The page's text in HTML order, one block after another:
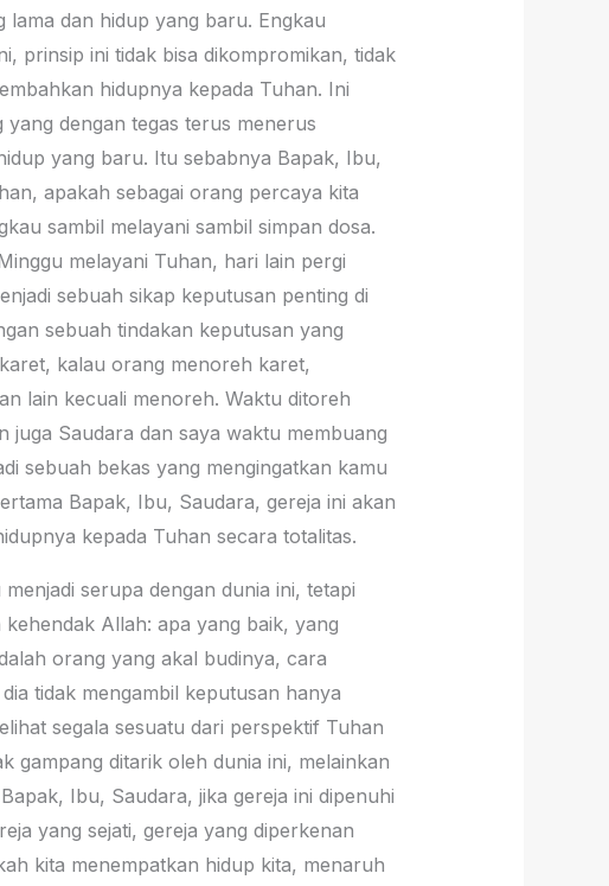
lama dan hidup yang baru. Engkau
prinsip ini tidak bisa dikompromikan, tidak
hidupnya kepada Tuhan. Ini
dengan tegas terus menerus
yang baru. Itu sebabnya Bapak, Ibu,
apakah sebagai orang percaya kita
sambil melayani sambil simpan dosa.
melayani Tuhan, hari lain pergi
sebuah sikap keputusan penting di
sebuah tindakan keputusan yang
kalau orang menoreh karet,
lain kecuali menoreh. Waktu ditoreh
juga Saudara dan saya waktu membuang
sebuah bekas yang mengingatkan kamu
Bapak, Ibu, Saudara, gereja ini akan
kepada Tuhan secara totalitas.
serupa dengan dunia ini, tetapi
Allah: apa yang baik, yang
orang yang akal budinya, cara
tidak mengambil keputusan hanya
segala sesuatu dari perspektif Tuhan
gampang ditarik oleh dunia ini, melainkan
Ibu, Saudara, jika gereja ini dipenuhi
yang sejati, gereja yang diperkenan
kita menempatkan hidup kita, menaruh